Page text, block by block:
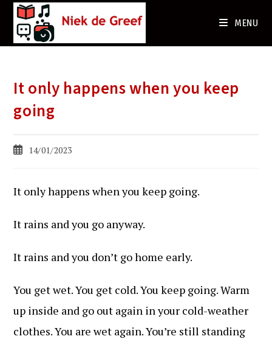
MENU
It only happens when you keep
going
Bericht14/01/2023
It only happens when you keep going.
It rains and you go anyway.
It rains and you don’t go home early.
You get wet. You get cold. You keep going. Warm
up inside and go out again in your cold-weather
clothes. You are wet again. You’re still standing